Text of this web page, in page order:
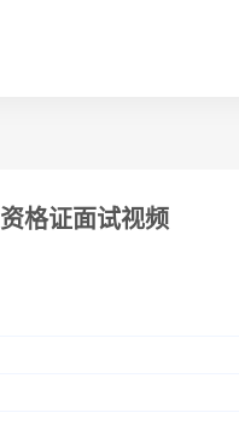
格证面试视频